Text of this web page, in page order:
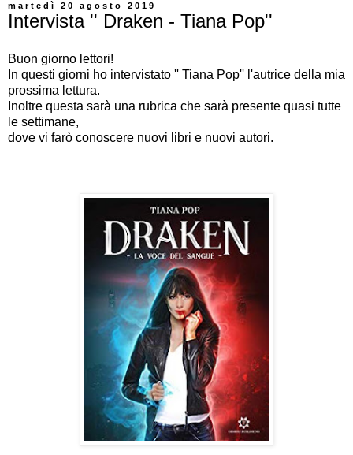
martedì 20 agosto 2019
Intervista '' Draken - Tiana Pop''
Buon giorno lettori!
In questi giorni ho intervistato '' Tiana Pop'' l'autrice della mia
prossima lettura.
Inoltre questa sarà una rubrica che sarà presente quasi tutte
le settimane,
dove vi farò conoscere nuovi libri e nuovi autori.